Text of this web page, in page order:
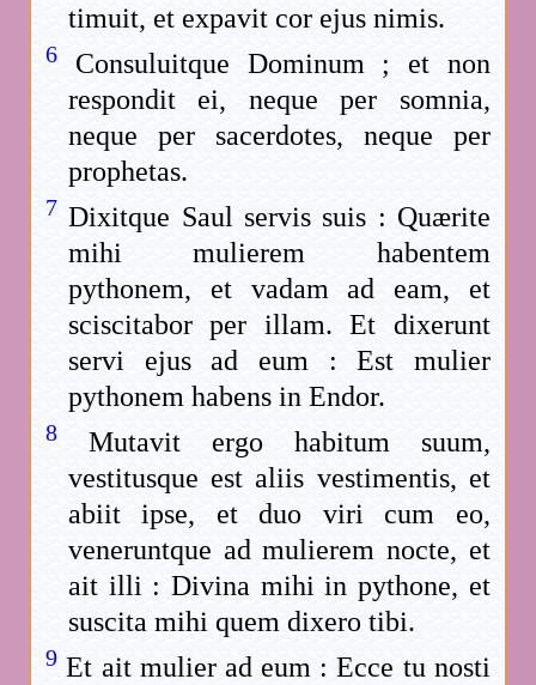
timuit, et expavit cor ejus nimis.
6
Consuluitque Dominum ; et non
respondit ei, neque per somnia,
neque per sacerdotes, neque per
prophetas.
7 Dixitque Saul servis suis : Quærite
mihi mulierem habentem
pythonem, et vadam ad eam, et
sciscitabor per illam. Et dixerunt
servi ejus ad eum : Est mulier
pythonem habens in Endor.
8
Mutavit ergo habitum suum,
vestitusque est aliis vestimentis, et
abiit ipse, et duo viri cum eo,
veneruntque ad mulierem nocte, et
ait illi : Divina mihi in pythone, et
suscita mihi quem dixero tibi.
9 Et ait mulier ad eum : Ecce tu nosti